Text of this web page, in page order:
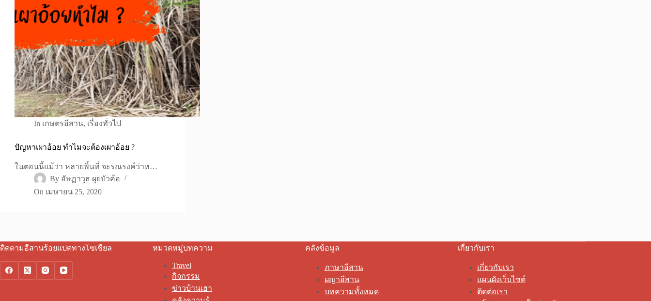
In เกษตรอีสาน, เรื่องทั่วไป
ปัญหาเผาอ้อย ทำไมจะต้องเผาอ้อย ?
ในตอนนี้แม้ว่า หลายพิ้นที่ จะรณรงค์ว่าห…
By อัษฏาวุธ ผุยบัวค้อ
On เมษายน 25, 2020
ติดตามอีสานร้อยแปดทางโซเชียล หมวดหมู่บทความ
Travel
กิจกรรม
ข่าวบ้านเฮา
คลังข้อมูล
ภาษาอีสาน
ผญาอีสาน
บทความทั้งหมด
เกี่ยวกับเรา
เกี่ยวกับเรา
แผนผังเว็บไซต์
ติดต่อเรา